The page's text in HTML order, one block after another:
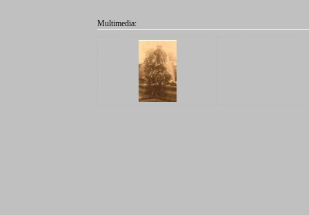
Multimedia: